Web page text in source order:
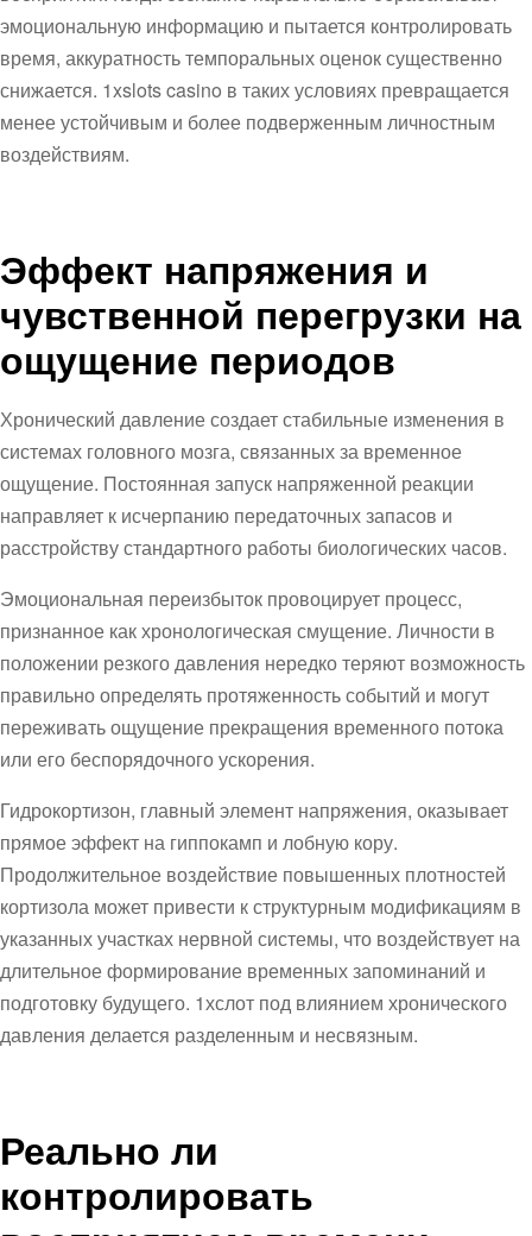
эмоциональную информацию и пытается контролировать
время, аккуратность темпоральных оценок существенно
снижается. 1xslots casino в таких условиях превращается
менее устойчивым и более подверженным личностным
воздействиям.
Эффект напряжения и
чувственной перегрузки на
ощущение периодов
Хронический давление создает стабильные изменения в
системах головного мозга, связанных за временное
ощущение. Постоянная запуск напряженной реакции
направляет к исчерпанию передаточных запасов и
расстройству стандартного работы биологических часов.
Эмоциональная переизбыток провоцирует процесс,
признанное как хронологическая смущение. Личности в
положении резкого давления нередко теряют возможность
правильно определять протяженность событий и могут
переживать ощущение прекращения временного потока
или его беспорядочного ускорения.
Гидрокортизон, главный элемент напряжения, оказывает
прямое эффект на гиппокамп и лобную кору.
Продолжительное воздействие повышенных плотностей
кортизола может привести к структурным модификациям в
указанных участках нервной системы, что воздействует на
длительное формирование временных запоминаний и
подготовку будущего. 1хслот под влиянием хронического
давления делается разделенным и несвязным.
Реально ли
контролировать